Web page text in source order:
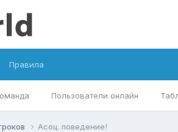
Пользователи онлайн
Правила
Асоц. поведение!